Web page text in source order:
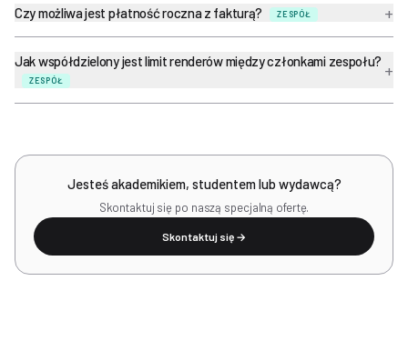
Czy możliwa jest płatność roczna z fakturą? ZESPÓŁ +
Jak współdzielony jest limit renderów między członkami zespołu?
ZESPÓŁ +
Jesteś akademikiem, studentem lub wydawcą?
Skontaktuj się po naszą specjalną ofertę.
Skontaktuj się →